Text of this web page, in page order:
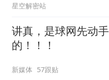
了急
星空解密站
讲真，是球网先动手
的！！！
新媒体 57跟贴